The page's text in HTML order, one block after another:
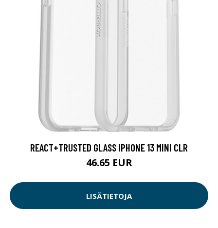
REACT+TRUSTED GLASS IPHONE 13 MINI CLR
46.65 EUR
LISÄTIETOJA